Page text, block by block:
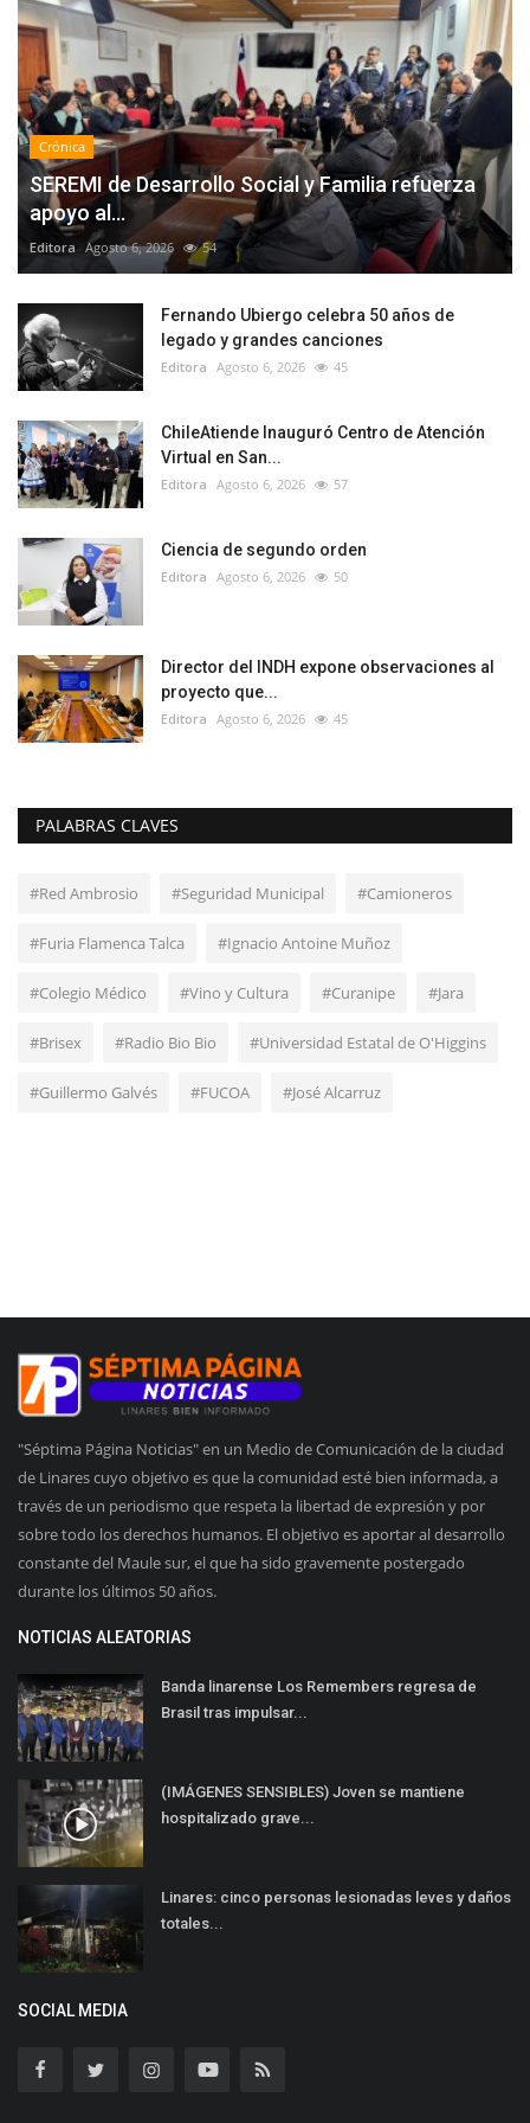
Crónica
SEREMI de Desarrollo Social y Familia refuerza
apoyo al...
Editora Agosto 6, 2026 54
Fernando Ubiergo celebra 50 años de
legado y grandes canciones
Editora Agosto 6, 2026 45
ChileAtiende Inauguró Centro de Atención
Virtual en San...
Editora Agosto 6, 2026 57
Ciencia de segundo orden
Editora Agosto 6, 2026 50
Director del INDH expone observaciones al
proyecto que...
Editora Agosto 6, 2026 45
PALABRAS CLAVES
#Red Ambrosio #Seguridad Municipal #Camioneros
#Furia Flamenca Talca #Ignacio Antoine Muñoz
#Colegio Médico #Vino y Cultura #Curanipe #Jara
#Brisex #Radio Bio Bio #Universidad Estatal de O'Higgins
#Guillermo Galvés #FUCOA #José Alcarruz
"Séptima Página Noticias" en un Medio de Comunicación de la ciudad
de Linares cuyo objetivo es que la comunidad esté bien informada, a
través de un periodismo que respeta la libertad de expresión y por
sobre todo los derechos humanos. El objetivo es aportar al desarrollo
constante del Maule sur, el que ha sido gravemente postergado
durante los últimos 50 años.
NOTICIAS ALEATORIAS
Banda linarense Los Remembers regresa de
Brasil tras impulsar...
(IMÁGENES SENSIBLES) Joven se mantiene
hospitalizado grave...
Linares: cinco personas lesionadas leves y daños
totales...
SOCIAL MEDIA